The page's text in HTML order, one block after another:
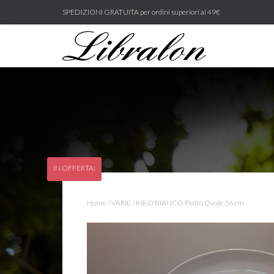
SPEDIZIONI GRATUITA per ordini superiori ai 49€
Home /VARIE / KIKO BIANCO Piatto Ovale 36 cm
IN OFFERTA!